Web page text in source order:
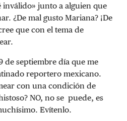
inválido» junto a alguien que
¿De mal gusto Mariana? ¡De
que con el tema de
de septiembre día que me
reportero mexicano.
con una condición de
NO, no se puede, es
Evítenlo.